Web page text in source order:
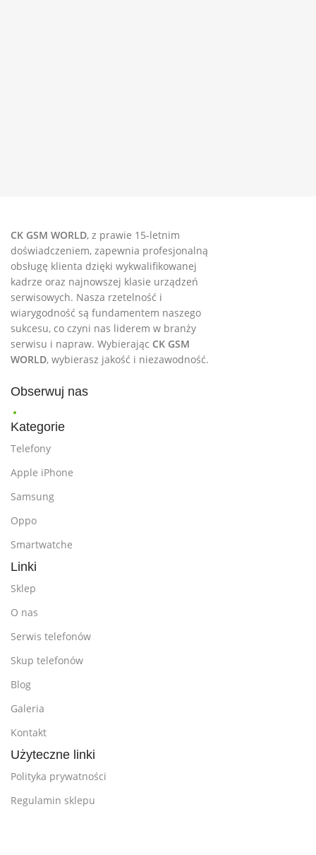
CK GSM WORLD, z prawie 15-letnim
doświadczeniem, zapewnia profesjonalną
obsługę klienta dzięki wykwalifikowanej
kadrze oraz najnowszej klasie urządzeń
serwisowych. Nasza rzetelność i
wiarygodność są fundamentem naszego
sukcesu, co czyni nas liderem w branży
serwisu i napraw. Wybierając CK GSM
WORLD, wybierasz jakość i niezawodność.
Obserwuj nas
Kategorie
Telefony
Apple iPhone
Samsung
Oppo
Smartwatche
Linki
Sklep
O nas
Serwis telefonów
Skup telefonów
Blog
Galeria
Kontakt
Użyteczne linki
Polityka prywatności
Regulamin sklepu